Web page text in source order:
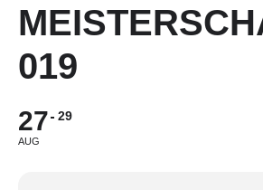
019
27
AUG
29